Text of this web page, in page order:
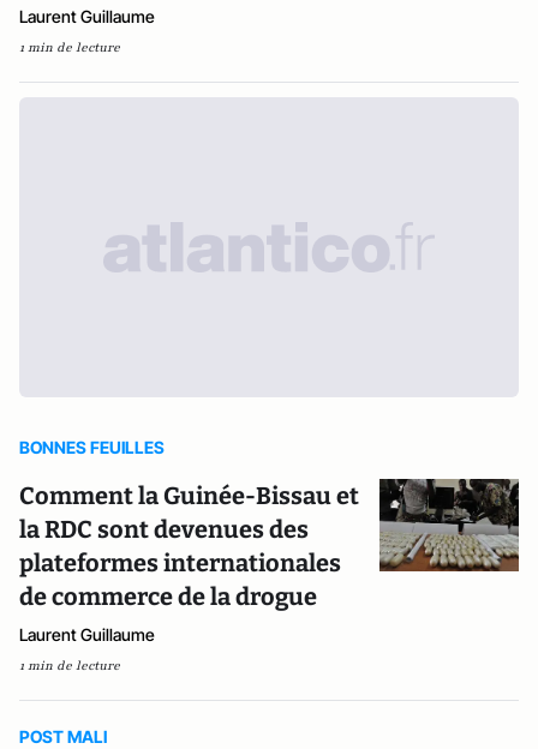
Laurent Guillaume
1 min de lecture
BONNES FEUILLES
Comment la Guinée-Bissau et
la RDC sont devenues des
plateformes internationales
de commerce de la drogue
Laurent Guillaume
1 min de lecture
POST MALI